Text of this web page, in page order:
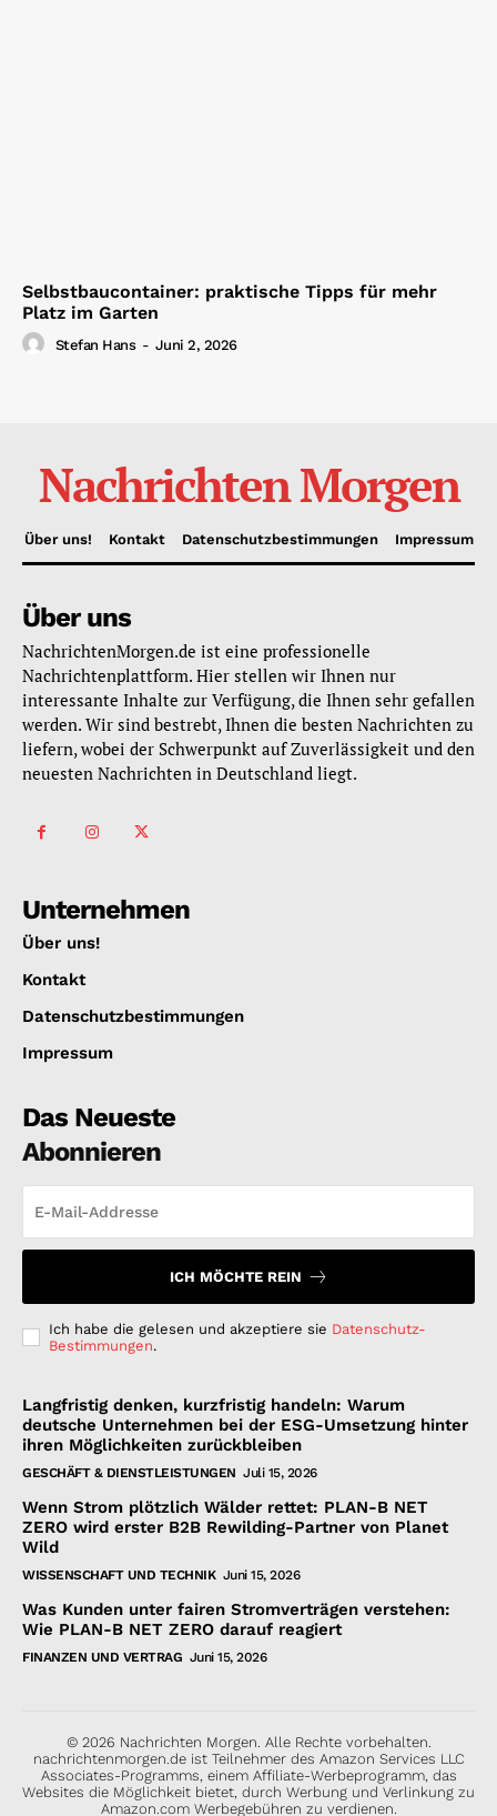
Selbstbaucontainer: praktische Tipps für mehr
Platz im Garten
Stefan Hans - Juni 2, 2026
Nachrichten Morgen
Über uns! Kontakt Datenschutzbestimmungen Impressum
Über uns
NachrichtenMorgen.de ist eine professionelle
Nachrichtenplattform. Hier stellen wir Ihnen nur
interessante Inhalte zur Verfügung, die Ihnen sehr gefallen
werden. Wir sind bestrebt, Ihnen die besten Nachrichten zu
liefern, wobei der Schwerpunkt auf Zuverlässigkeit und den
neuesten Nachrichten in Deutschland liegt.
Unternehmen
Über uns!
Kontakt
Datenschutzbestimmungen
Impressum
Das Neueste
Abonnieren
ICH MÖCHTE REIN
Ich habe die gelesen und akzeptiere sie Datenschutz-
Bestimmungen.
Langfristig denken, kurzfristig handeln: Warum
deutsche Unternehmen bei der ESG-Umsetzung hinter
ihren Möglichkeiten zurückbleiben
GESCHÄFT & DIENSTLEISTUNGEN Juli 15, 2026
Wenn Strom plötzlich Wälder rettet: PLAN-B NET
ZERO wird erster B2B Rewilding-Partner von Planet
Wild
WISSENSCHAFT UND TECHNIK Juni 15, 2026
Was Kunden unter fairen Stromverträgen verstehen:
Wie PLAN-B NET ZERO darauf reagiert
FINANZEN UND VERTRAG Juni 15, 2026
© 2026 Nachrichten Morgen. Alle Rechte vorbehalten.
nachrichtenmorgen.de ist Teilnehmer des Amazon Services LLC
Associates-Programms, einem Affiliate-Werbeprogramm, das
Websites die Möglichkeit bietet, durch Werbung und Verlinkung zu
Amazon.com Werbegebühren zu verdienen.